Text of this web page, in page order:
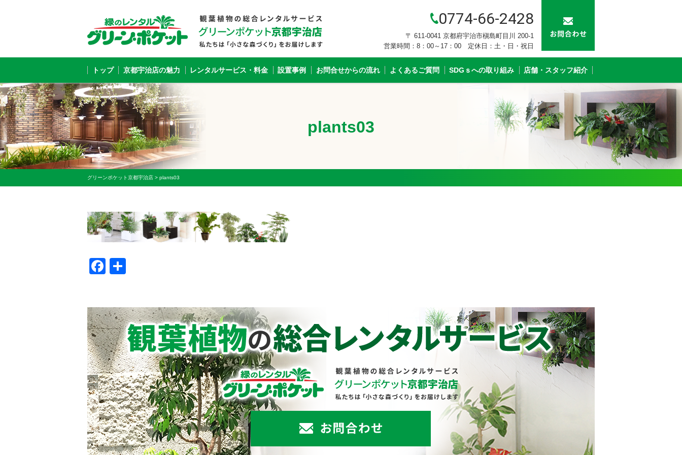
0774-66-2428
〒 611-0041 京都府宇治市槇島町目川 200-1
営業時間：8：00～17：00 定休日：土・日・祝日
トップ 京都宇治店の魅力 レンタルサービス・料金 設置事例 お問合せからの流れ よくあるご質問 SDGｓへの取り組み 店舗・スタッフ紹介
plants03
グリーンポケット京都宇治店 > plants03
Facebook